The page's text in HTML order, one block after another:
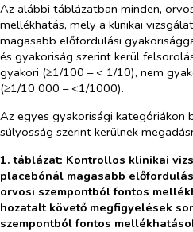
Az alábbi táblázatban minden,
mellékhatás, mely a klinikai
magasabb előfordulási
és gyakoriság szerint kerül
gyakori (≥1/100 – < 1/10), nem
(≥1/10 000 – <1/1000).
Az egyes gyakorisági kategóriákon
súlyosság szerint kerülnek
1. táblázat: Kontrollos klinikai
placebónál magasabb
orvosi szempontból fontos
hozatalt követő megfigyelések
szempontból fontos